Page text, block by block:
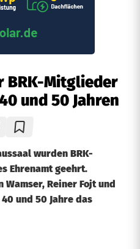
BRK-Mitglieder
und 50 Jahren
wurden BRK-
Ehrenamt geehrt.
Reiner Fojt und
und 50 Jahre das